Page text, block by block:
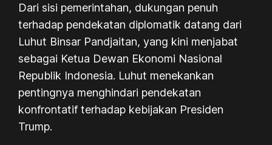
Dari sisi pemerintahan, dukungan penuh
terhadap pendekatan diplomatik datang dari
Luhut Binsar Pandjaitan, yang kini menjabat
sebagai Ketua Dewan Ekonomi Nasional
Republik Indonesia. Luhut menekankan
pentingnya menghindari pendekatan
konfrontatif terhadap kebijakan Presiden
Trump.